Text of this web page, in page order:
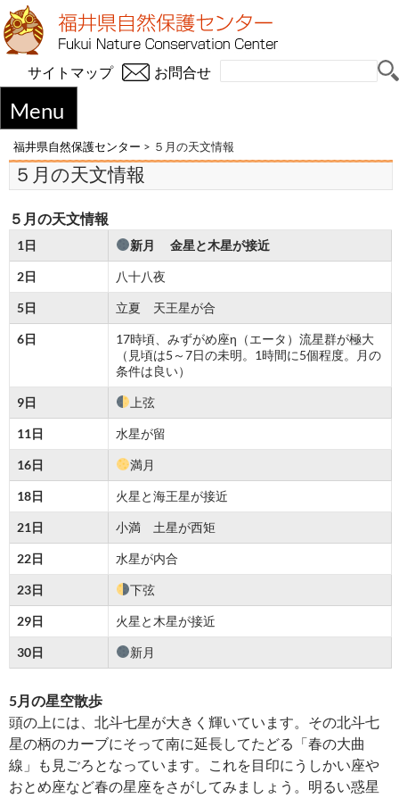
お問合せ
サイトマップ
Menu
福井県自然保護センター > ５月の天文情報
５月の天文情報
５月の天文情報
1日 新月 金星と木星が接近
2日 八十八夜
5日 立夏 天王星が合
6日
17時頃、みずがめ座η（エータ）流星群が極大
（見頃は5～7日の未明。1時間に5個程度。月の
条件は良い）
9日 上弦
11日 水星が留
16日 満月
18日 火星と海王星が接近
21日 小満 土星が西矩
22日 水星が内合
23日 下弦
29日 火星と木星が接近
30日 新月
5月の星空散歩
頭の上には、北斗七星が大きく輝いています。その北斗七
星の柄のカーブにそって南に延長してたどる「春の大曲
線」も見ごろとなっています。これを目印にうしかい座や
おとめ座など春の星座をさがしてみましょう。明るい惑星